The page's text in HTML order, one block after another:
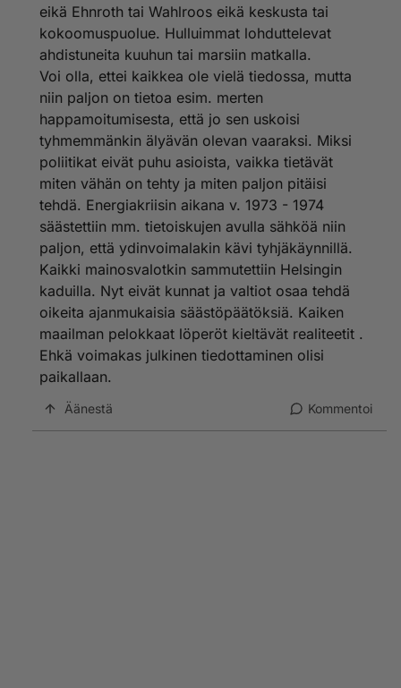
eikä Ehnroth tai Wahlroos eikä keskusta tai
kokoomuspuolue. Hulluimmat lohduttelevat
ahdistuneita kuuhun tai marsiin matkalla.
Voi olla, ettei kaikkea ole vielä tiedossa, mutta
niin paljon on tietoa esim. merten
happamoitumisesta, että jo sen uskoisi
tyhmemmänkin älyävän olevan vaaraksi. Miksi
poliitikat eivät puhu asioista, vaikka tietävät
miten vähän on tehty ja miten paljon pitäisi
tehdä. Energiakriisin aikana v. 1973 - 1974
säästettiin mm. tietoiskujen avulla sähköä niin
paljon, että ydinvoimalakin kävi tyhjäkäynnillä.
Kaikki mainosvalotkin sammutettiin Helsingin
kaduilla. Nyt eivät kunnat ja valtiot osaa tehdä
oikeita ajanmukaisia säästöpäätöksiä. Kaiken
maailman pelokkaat löperöt kieltävät realiteetit .
Ehkä voimakas julkinen tiedottaminen olisi
paikallaan.
Äänestä Kommentoi